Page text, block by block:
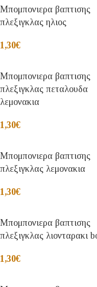
Μπομπονιερα βαπτισης
πλεξιγκλας ηλιος
1,30€
Μπομπονιερα βαπτισης
πλεξιγκλας πεταλουδα
λεμονακια
1,30€
Μπομπονιερα βαπτισης
πλεξιγκλας λεμονακια
1,30€
Μπομπονιερα βαπτισης
πλεξιγκλας λιονταρακι
1,30€